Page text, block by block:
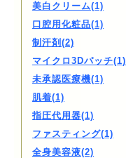
美白クリーム(1)
口腔用化粧品(1)
制汗剤(2)
マイクロ3Dパッチ(1)
未承認医療機(1)
肌着(1)
指圧代用器(1)
ファスティング(1)
全身美容液(2)